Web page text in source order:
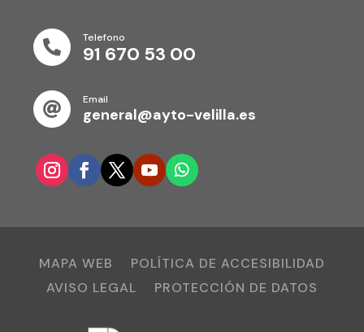

Telefono
91 670 53 00

Email
general@ayto-velilla.es
MAPA WEB
POLÍTICA DE ACCESIBILIDAD
AVISO LEGAL
PROTECCIÓN DE DATOS